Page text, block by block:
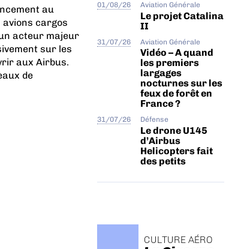
au
avions cargos
acteur majeur
sur les
aux Airbus.
de
01/08/26 Aviation Générale
Le projet Catalina
II
31/07/26 Aviation Générale
Vidéo – A quand
les premiers
largages
nocturnes sur les
feux de forêt en
France ?
31/07/26 Défense
Le drone U145
d’Airbus
Helicopters fait
des petits
CULTURE AÉRO